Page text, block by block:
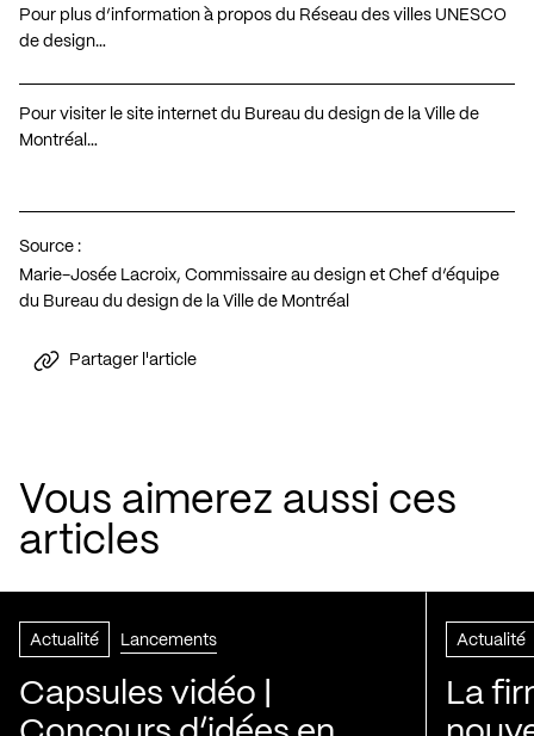
Pour plus d’information à propos du Réseau des villes UNESCO
de design…
Pour visiter le site internet du Bureau du design de la Ville de
Montréal…
Source :
Marie-Josée Lacroix, Commissaire au design et Chef d’équipe
du Bureau du design de la Ville de Montréal
Partager l'article
Vous aimerez aussi ces
articles
Actualité Lancements
Capsules vidéo |
Actualité
La